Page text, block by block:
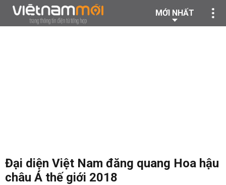
MỚI NHẤT
Đại diện Việt Nam đăng quang Hoa hậu
châu Á thế giới 2018